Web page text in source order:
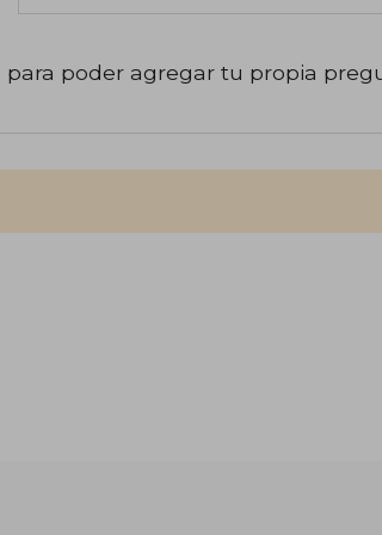
para poder agregar tu propia